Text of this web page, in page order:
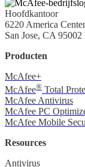
Hoofdkantoor
6220 America
San Jose, CA 95002
Producten
McAfee+
McAfee® Total
McAfee Antivirus
McAfee PC
McAfee Mobile
Resources
Antivirus